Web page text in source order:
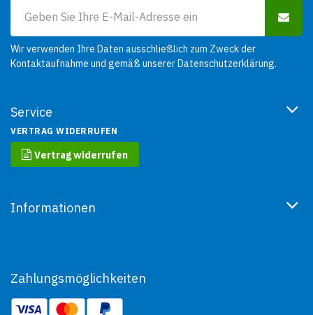
Service
VERTRAG WIDERRUFEN
Vertrag widerrufen
Informationen
Wir verwenden Ihre Daten ausschließlich zum Zweck der
Kontaktaufnahme und gemäß unsererDatenschutzerklärung.
Zahlungsmöglichkeiten